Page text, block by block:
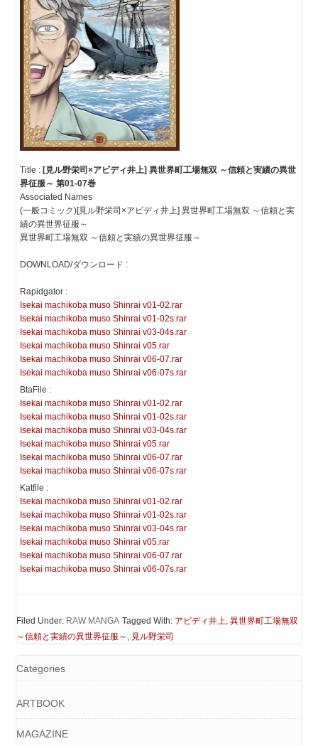
Title :[見ル野栄司×アビディ井上] 異世界町工場無双 ～信頼と実績の異世
界征服～ 第01-07巻
Associated Names
(一般コミック)[見ル野栄司×アビディ井上] 異世界町工場無双 ～信頼と実
績の異世界征服～
異世界町工場無双 ～信頼と実績の異世界征服～
DOWNLOAD/ダウンロード :
Rapidgator :
Isekai machikoba muso Shinrai v01-02.rar
Isekai machikoba muso Shinrai v01-02s.rar
Isekai machikoba muso Shinrai v03-04s.rar
Isekai machikoba muso Shinrai v05.rar
Isekai machikoba muso Shinrai v06-07.rar
Isekai machikoba muso Shinrai v06-07s.rar
BtaFile :
Isekai machikoba muso Shinrai v01-02.rar
Isekai machikoba muso Shinrai v01-02s.rar
Isekai machikoba muso Shinrai v03-04s.rar
Isekai machikoba muso Shinrai v05.rar
Isekai machikoba muso Shinrai v06-07.rar
Isekai machikoba muso Shinrai v06-07s.rar
Katfile :
Isekai machikoba muso Shinrai v01-02.rar
Isekai machikoba muso Shinrai v01-02s.rar
Isekai machikoba muso Shinrai v03-04s.rar
Isekai machikoba muso Shinrai v05.rar
Isekai machikoba muso Shinrai v06-07.rar
Isekai machikoba muso Shinrai v06-07s.rar
Filed Under: RAW MANGA Tagged With: アビディ井上,異世界町工場無双
～信頼と実績の異世界征服～ , 見ル野栄司
Categories
ARTBOOK
MAGAZINE